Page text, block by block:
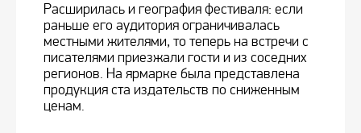
Расширилась и география фестиваля: если
раньше его аудитория ограничивалась
местными жителями, то теперь на встречи с
писателями приезжали гости и из соседних
регионов. На ярмарке была представлена
продукция ста издательств по сниженным
ценам.